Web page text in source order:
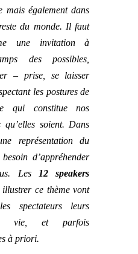
mais également dans
du monde. Il faut
une invitation à
des possibles,
– prise, se laisser
les postures de
qui constitue nos
qu’elles soient. Dans
représentation du
d’appréhender
Les
12 speakers
illustrer ce thème vont
spectateurs leurs
vie, et parfois
à priori.